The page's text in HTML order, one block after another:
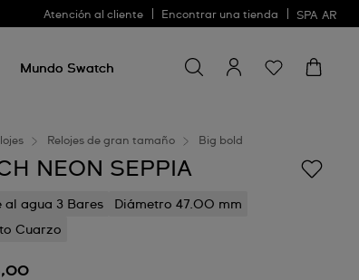
Atención al cliente Encontrar una tienda SPA AR
Mundo Swatch
algo
Relojes de gran tamaño Big bold
NEON SEPPIA
al agua 3 Bares
Diámetro 47.00 mm
Cuarzo